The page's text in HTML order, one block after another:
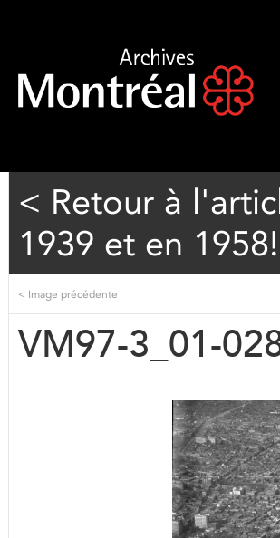
< Retour à
1939 et en 1958!
< Image précédente
VM97-3_01-